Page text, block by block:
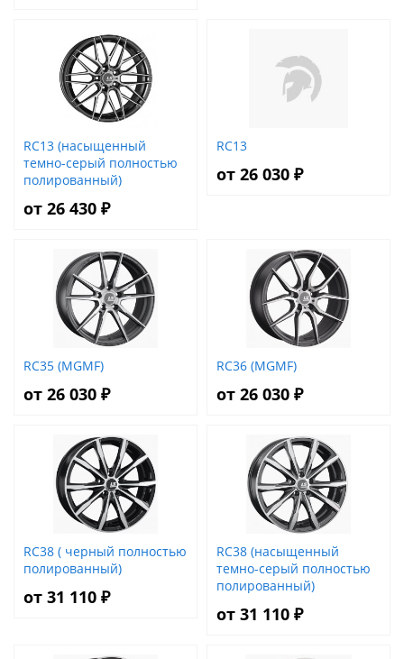
RC13 (насыщенный
темно-серый полностью
полированный)
от 26 430 ₽
RC13
от 26 030 ₽
RC35 (MGMF)
от 26 030 ₽
RC36 (MGMF)
от 26 030 ₽
RC38 ( черный полностью
полированный)
от 31 110 ₽
RC38 (насыщенный
темно-серый полностью
полированный)
от 31 110 ₽